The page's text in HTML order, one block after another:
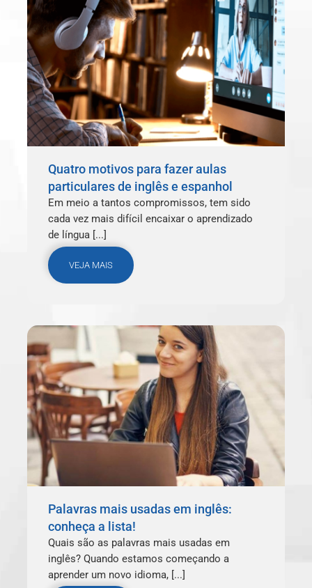
Quatro motivos para fazer aulas
particulares de inglês e espanhol
Em meio a tantos compromissos, tem sido
cada vez mais difícil encaixar o aprendizado
de língua [...]
VEJA MAIS
Palavras mais usadas em inglês:
conheça a lista!
Quais são as palavras mais usadas em
inglês? Quando estamos começando a
aprender um novo idioma, [...]